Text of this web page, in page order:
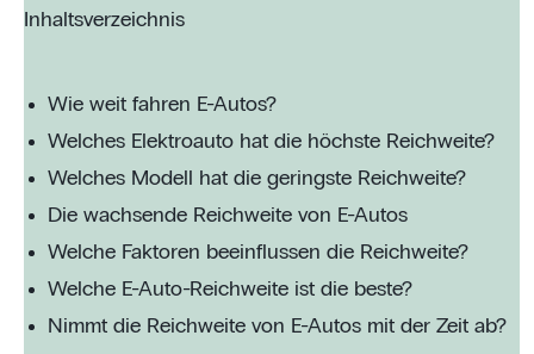
Inhaltsverzeichnis
Wie weit fahren E-Autos?
Welches Elektroauto hat die höchste Reichweite?
Welches Modell hat die geringste Reichweite?
Die wachsende Reichweite von E-Autos
Welche Faktoren beeinflussen die Reichweite?
Welche E-Auto-Reichweite ist die beste?
Nimmt die Reichweite von E-Autos mit der Zeit ab?